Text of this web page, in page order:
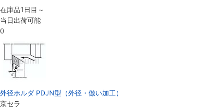
在庫品1日目～
当日出荷可能
0
外径ホルダ PDJN型（外径・倣い加工）
京セラ